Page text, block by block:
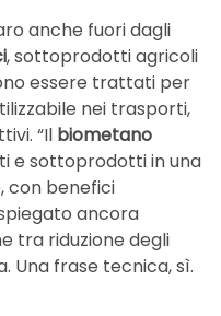
anche fuori dagli
, sottoprodotti agricoli
essere trattati per
nei trasporti,
“Il biometano
e sottoprodotti in una
con benefici
ancora
tra riduzione degli
Una frase tecnica, sì.